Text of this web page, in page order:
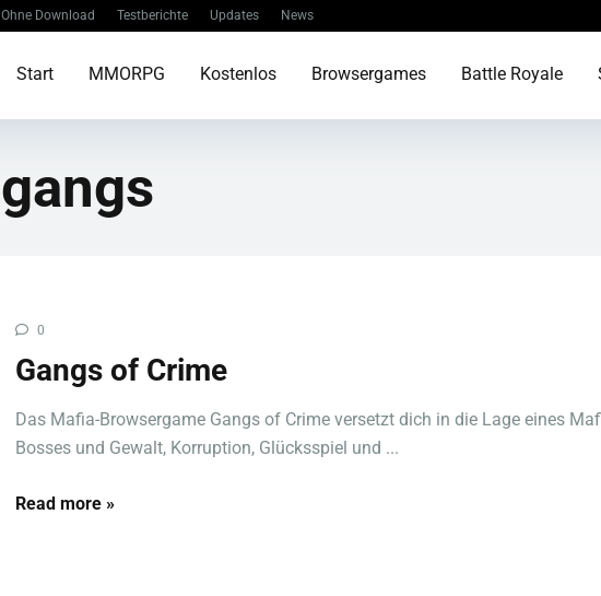
Ohne Download Testberichte Updates News
Start MMORPG Kostenlos Browsergames Battle Royale
gangs
0
Gangs of Crime
Das Mafia-Browsergame Gangs of Crime versetzt dich in die Lage eines
Bosses und Gewalt, Korruption, Glücksspiel und ...
Read more »